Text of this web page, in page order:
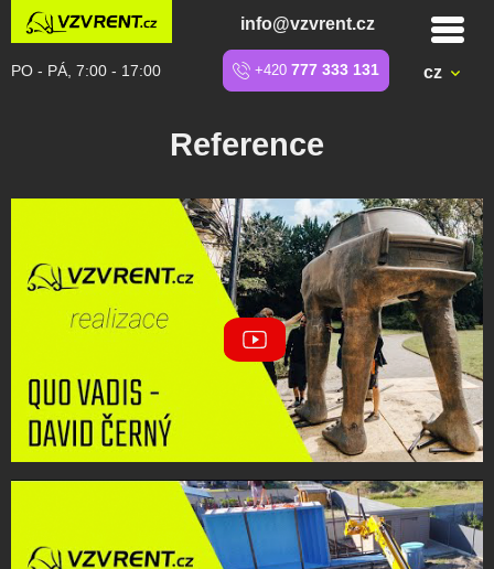
info@vzvrent.cz
PO - PÁ, 7:00 - 17:00 +420 777 333 131 cz
Reference